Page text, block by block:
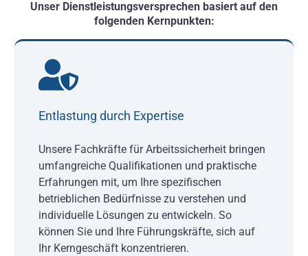
Unser Dienstleistungsversprechen basiert auf den
folgenden Kernpunkten:
Entlastung durch Expertise
Unsere Fachkräfte für Arbeitssicherheit bringen
umfangreiche Qualifikationen und praktische
Erfahrungen mit, um Ihre spezifischen
betrieblichen Bedürfnisse zu verstehen und
individuelle Lösungen zu entwickeln. So
können Sie und Ihre Führungskräfte, sich auf
Ihr Kerngeschäft konzentrieren.